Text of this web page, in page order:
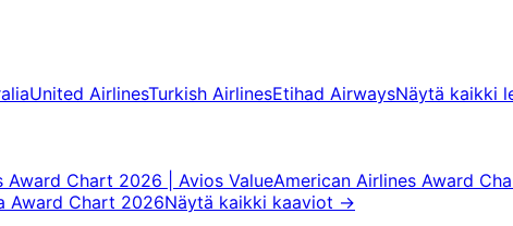
United AirlinesTurkish AirlinesEtihad AirwaysNäytä kaikki
Award Chart 2026 | Avios ValueAmerican Airlines Award
Award Chart 2026Näytä kaikki kaaviot →